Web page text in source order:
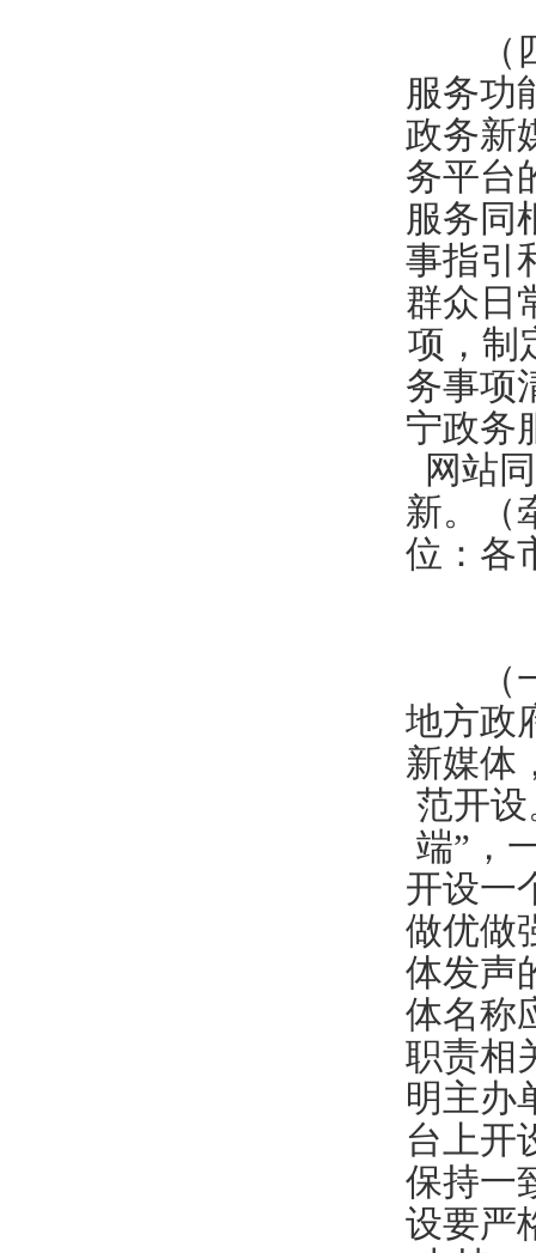
（四
服务功
政务新
务平台
服务同
事指引
群众日
项，制
务事项
宁政务
网站
新。（
位：各
（一
地方政
新媒体
范开
端”，
开设一
做优做
体发声
体名称
职责相
明主办
台上开
保持一
设要严